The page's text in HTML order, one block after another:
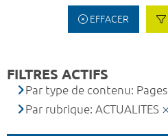
EFFACER
FILTRES ACTIFS
Par type de contenu: Pages
Par rubrique: ACTUALITES